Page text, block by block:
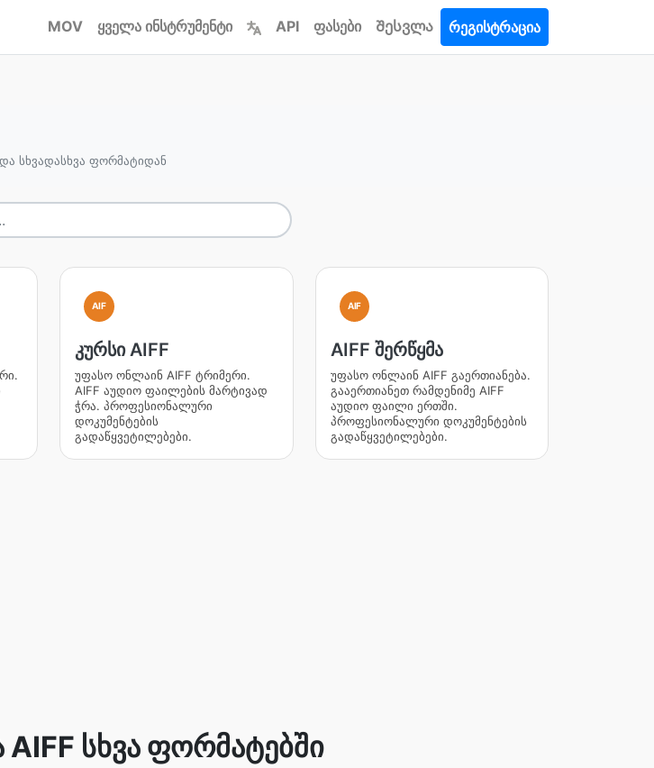
MOV ყველა ინსტრუმენტი API ფასები Შესვლა რეგისტრაცია
სხვადასხვა ფორმატიდან
AIF
კურსი AIFF
უფასო ონლაინ AIFF ტრიმერი.
AIFF აუდიო ფაილების მარტივად
ჭრა. პროფესიონალური
დოკუმენტების
გადაწყვეტილებები.
AIF
AIFF შერწყმა
უფასო ონლაინ AIFF გაერთიანება.
გააერთიანეთ რამდენიმე AIFF
აუდიო ფაილი ერთში.
პროფესიონალური დოკუმენტების
გადაწყვეტილებები.
სხვა ფორმატებში